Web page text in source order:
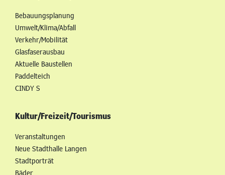
Bebauungsplanung
Umwelt/Klima/Abfall
Verkehr/Mobilität
Glasfaserausbau
Aktuelle Baustellen
Paddelteich
CINDY S
Kultur/Freizeit/Tourismus
Veranstaltungen
Neue Stadthalle Langen
Stadtporträt
Bäder